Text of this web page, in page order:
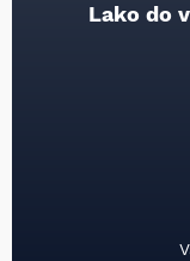
Lako do